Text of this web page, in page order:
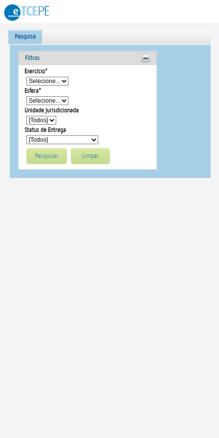
Pesquisa
Filtros
Exercício*
Esfera*
Unidade Jurisdicionada
Status de Entrega
Pesquisar Limpar